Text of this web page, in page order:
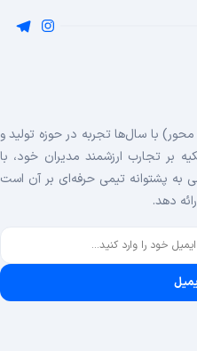
با سال‌ها تجربه در حوزه تولید و
بر تجارب ارزشمند مدیران خود، با
به پشتوانه تیمی حرفه‌ای بر آن است
دهد.